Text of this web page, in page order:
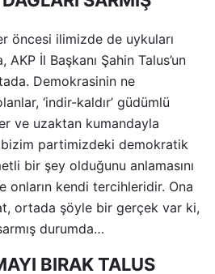
öncesi ilimizde de uykuları
İl Başkanı Şahin Talus’un
Demokrasinin ne
‘indir-kaldır’ güdümlü
ve uzaktan kumandayla
partimizdeki demokratik
bir şey olduğunu anlamasını
onların kendi tercihleridir. Ona
ortada şöyle bir gerçek var ki,
durumda…
BIRAK TALUS